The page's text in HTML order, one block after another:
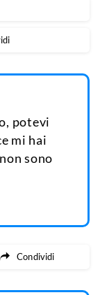
potevi
mi hai
sono
Condividi